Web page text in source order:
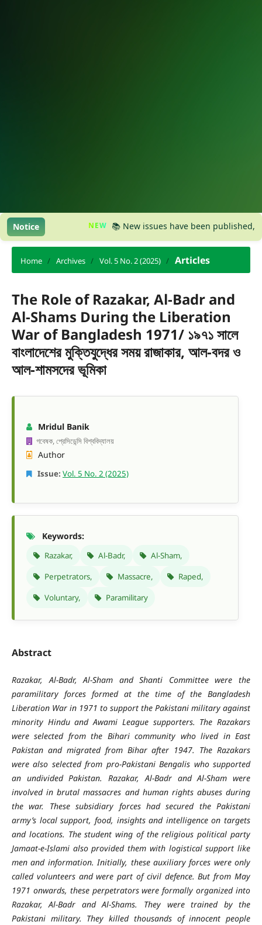
Notice 📚 New issues have been published,
Home / Archives / Vol. 5 No. 2 (2025) / Articles
The Role of Razakar, Al-Badr and
Al-Shams During the Liberation
War of Bangladesh 1971/ ১৯৭১ সালে
বাংলাদেশের মুক্তিযুদ্ধের সময় রাজাকার, আল-বদর ও
আল-শামসদের ভূমিকা
Mridul Banik
গবেষক, প্রেসিডেন্সি বিশ্ববিদ্যালয়
Author
Issue: Vol. 5 No. 2 (2025)
Keywords:
Razakar, Al-Badr,
Al-Sham,
Perpetrators,
Massacre,
Raped,
Voluntary,
Paramilitary
Abstract
Razakar, Al-Badr, Al-Sham and Shanti Committee were the
paramilitary forces formed at the time of the Bangladesh
Liberation War in 1971 to support the Pakistani military against
minority Hindu and Awami League supporters. The Razakars
were selected from the Bihari community who lived in East
Pakistan and migrated from Bihar after 1947. The Razakars
were also selected from pro-Pakistani Bengalis who supported
an undivided Pakistan. Razakar, Al-Badr and Al-Sham were
involved in brutal massacres and human rights abuses during
the war. These subsidiary forces had secured the Pakistani
army’s local support, food, insights and intelligence on targets
and locations. The student wing of the religious political party
Jamaat-e-Islami also provided them with logistical support like
men and information. Initially, these auxiliary forces were only
called volunteers and were part of civil defence. But from May
1971 onwards, these perpetrators were formally organized into
Razakar, Al-Badr and Al-Shams. They were trained by the
Pakistani military. They killed thousands of innocent people